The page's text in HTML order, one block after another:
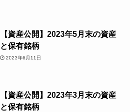
【資産公開】2023年5月末の資産
と保有銘柄
2023年6月11日
【資産公開】2023年3月末の資産
と保有銘柄